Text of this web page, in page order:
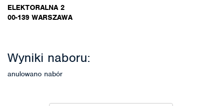
ELEKTORALNA 2
00-139 WARSZAWA
Wyniki naboru:
anulowano nabór